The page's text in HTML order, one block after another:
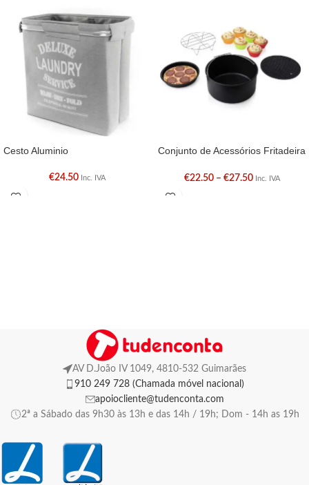
Cesto Aluminio
€24.50 Inc. IVA
Conjunto de Acessórios Fritadeira
€22.50 – €27.50 Inc. IVA
AV D.João IV 1049, 4810-532 Guimarães
910 249 728 (Chamada móvel nacional)
apoiocliente@tudenconta.com
2ª a Sábado das 9h30 às 13h e das 14h / 19h; Dom - 14h as 19h